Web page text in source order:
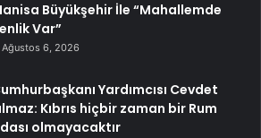
Büyükşehir İle “Mahallemde
Var”
Ağustos 6, 2026
Yardımcısı Cevdet
Kıbrıs hiçbir zaman bir Rum
olmayacaktır